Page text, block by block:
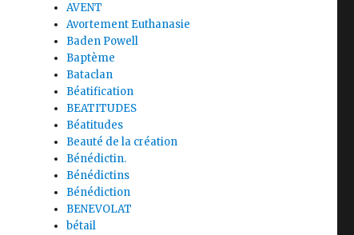
AVENT
Avortement Euthanasie
Baden Powell
Baptème
Bataclan
Béatification
BEATITUDES
Béatitudes
Beauté de la création
Bénédictin.
Bénédictins
Bénédiction
BENEVOLAT
bétail